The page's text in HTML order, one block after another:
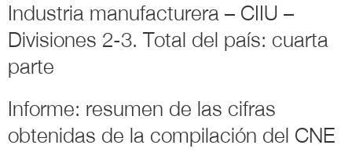
Industria manufacturera – CIIU –
Divisiones 2-3. Total del país: cuarta
parte
Informe: resumen de las cifras
obtenidas de la compilación del CNE